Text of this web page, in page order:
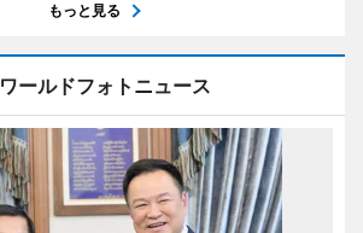
もっと見る
ワールドフォトニュース